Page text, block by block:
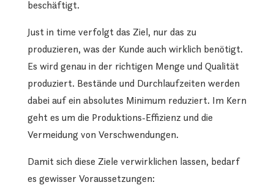
beschäftigt.
Just in time verfolgt das Ziel, nur das zu
produzieren, was der Kunde auch wirklich benötigt.
Es wird genau in der richtigen Menge und Qualität
produziert. Bestände und Durchlaufzeiten werden
dabei auf ein absolutes Minimum reduziert. Im Kern
geht es um die Produktions-Effizienz und die
Vermeidung von Verschwendungen.
Damit sich diese Ziele verwirklichen lassen, bedarf
es gewisser Voraussetzungen: